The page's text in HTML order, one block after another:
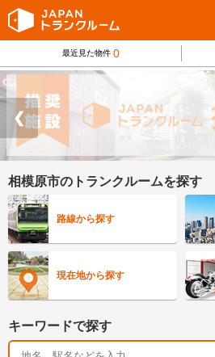
最近見た物件 0
❮
相模原市のトランクルームを探す
路線から探す
現在地から探す
キーワードで探す